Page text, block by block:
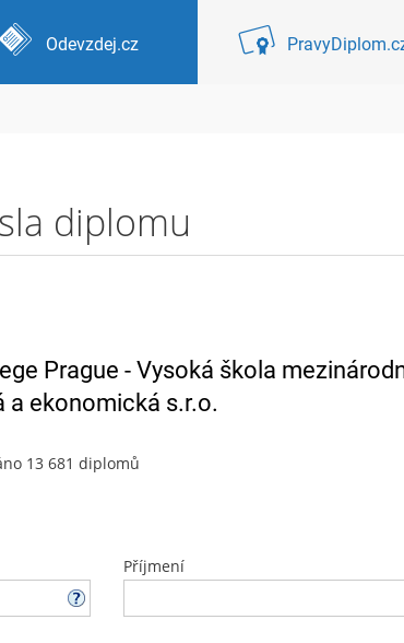
Odevzdej.cz
diplomu
Prague - Vysoká škola
a ekonomická s.r.o.
13 681 diplomů
Příjmení